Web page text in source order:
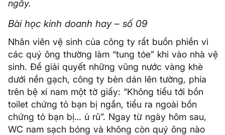
ngây.
Bài học kinh doanh hay – số 09
Nhân viên vệ sinh của công ty rất buồn phiền vì
các quý ông thường làm “tung tóe” khi vào nhà vệ
sinh. Để giải quyết những vũng nước vàng khè
dưới nền gạch, công ty bèn dán lên tường, phía
trên bệ xí nam một tờ giấy: “Không tiểu tới bồn
toilet chứng tỏ bạn bị ngắn, tiểu ra ngoài bồn
chứng tỏ bạn bị… ủ rũ”. Ngay từ ngày hôm sau,
WC nam sạch bóng và không còn quý ông nào